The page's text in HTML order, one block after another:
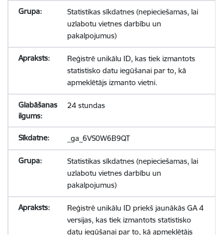
Statistikas sīkdatnes (nepieciešamas, lai
uzlabotu vietnes darbību un
pakalpojumus)
Reģistrē unikālu ID, kas tiek izmantots
statistisko datu iegūšanai par to, kā
apmeklētājs izmanto vietni.
24 stundas
_ga_6VS0W6B9QT
Statistikas sīkdatnes (nepieciešamas, lai
uzlabotu vietnes darbību un
pakalpojumus)
Reģistrē unikālu ID priekš jaunākās GA 4
versijas, kas tiek izmantots statistisko
datu iegūšanai par to, kā apmeklētājs